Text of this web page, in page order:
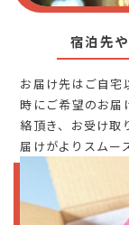
宿泊先
お届け先はご自宅
時にご希望のお届
絡頂き、お受け取
届けがよりスムー